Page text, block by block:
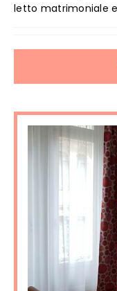
letto matrimoniale